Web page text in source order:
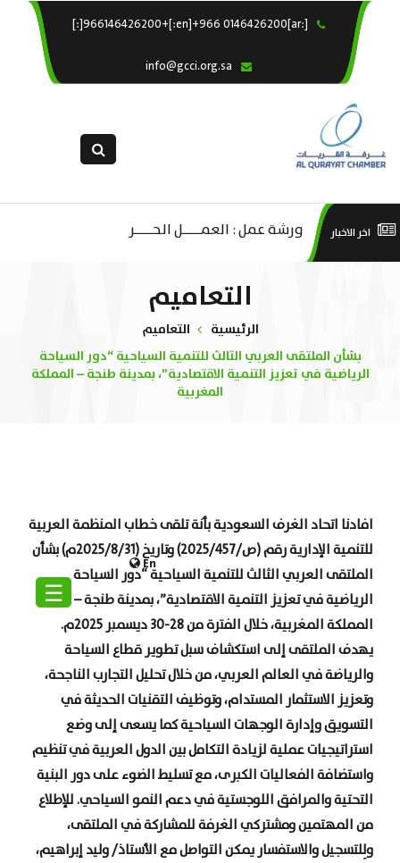
[:ar]966146426200+[:en]+966 0146426200[:]
En
☰
×
خدماتنا
التقديم الالكترونى
اخر الاخبار ورشة عمل : العمـــــل الحـــــر
التعاميم
الرئيسية
التعاميم
بشأن الملتقى العربي الثالث للتنمية السياحية “دور السياحة
الرياضية في تعزيز التنمية الاقتصادية”، بمدينة طنجة – المملكة
المغربية
افادنا اتحاد الغرف السعودية بأنة تلقى خطاب المنظمة العربية
للتنمية الإدارية رقم (ص/2025/457) وتاريخ (2025/8/31م) بشأن
الملتقى العربي الثالث للتنمية السياحية “دور السياحة
الرياضية في تعزيز التنمية الاقتصادية”، بمدينة طنجة –
المملكة المغربية، خلال الفترة من 28-30 ديسمبر 2025م.
يهدف الملتقى إلى استكشاف سبل تطوير قطاع السياحة
والرياضة في العالم العربي، من خلال تحليل التجارب الناجحة،
وتعزيز الاستثمار المستدام، وتوظيف التقنيات الحديثة في
التسويق وإدارة الوجهات السياحية كما يسعى إلى وضع
استراتيجيات عملية لزيادة التكامل بين الدول العربية في تنظيم
واستضافة الفعاليات الكبرى، مع تسليط الضوء على دور البنية
التحتية والمرافق اللوجستية في دعم النمو السياحي. للإطلاع
من المهتمين ومشتركي الغرفة للمشاركة في الملتقى،
ولِلتسجيل والاستفسار يمكن التواصل مع الأستاذ/ وليد إبراهيم،